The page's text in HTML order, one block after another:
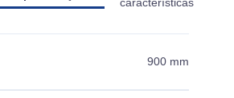
900 mm